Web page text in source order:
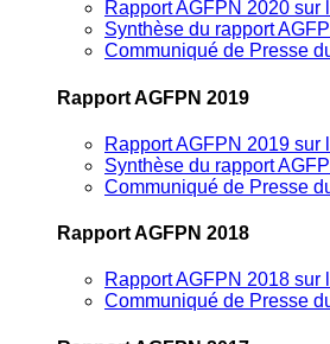
Rapport AGFPN 2020
Synthèse du rapport
Communiqué de Presse
Rapport AGFPN 2019
Rapport AGFPN 2019
Synthèse du rapport
Communiqué de Presse
Rapport AGFPN 2018
Rapport AGFPN 2018
Communiqué de Presse